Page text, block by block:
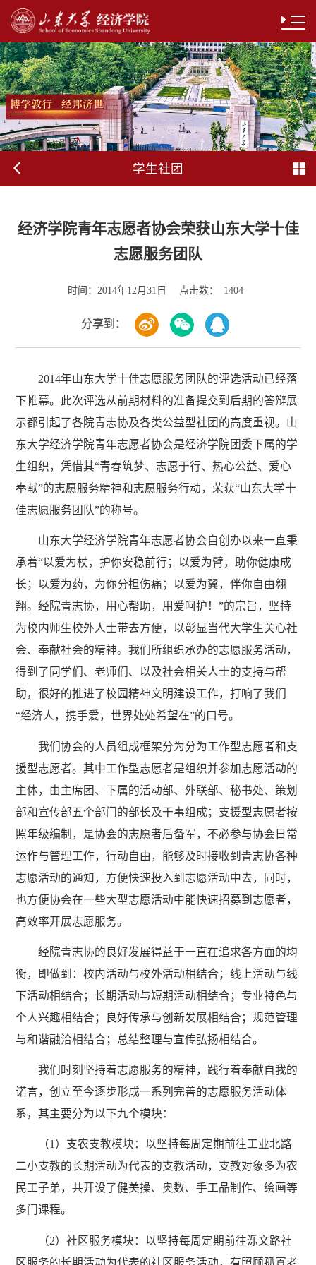
学生社团
经济学院青年志愿者协会荣获山东大学十佳
志愿服务团队
时间： 2014年12月31日 点击数： 1404
分享到：
2014年山东大学十佳志愿服务团队的评选活动已经落
下帷幕。此次评选从前期材料的准备提交到后期的答辩展
示都引起了各院青志协及各类公益型社团的高度重视。山
东大学经济学院青年志愿者协会是经济学院团委下属的学
生组织，凭借其“青春筑梦、志愿于行、热心公益、爱心
奉献”的志愿服务精神和志愿服务行动，荣获“山东大学十
佳志愿服务团队”的称号。
山东大学经济学院青年志愿者协会自创办以来一直秉
承着“以爱为杖，护你安稳前行；以爱为臂，助你健康成
长；以爱为药，为你分担伤痛；以爱为翼，伴你自由翱
翔。经院青志协，用心帮助，用爱呵护！”的宗旨，坚持
为校内师生校外人士带去方便，以彰显当代大学生关心社
会、奉献社会的精神。我们所组织承办的志愿服务活动，
得到了同学们、老师们、以及社会相关人士的支持与帮
助，很好的推进了校园精神文明建设工作，打响了我们
“经济人，携手爱，世界处处希望在”的口号。
我们协会的人员组成框架分为分为工作型志愿者和支
援型志愿者。其中工作型志愿者是组织并参加志愿活动的
主体，由主席团、下属的活动部、外联部、秘书处、策划
部和宣传部五个部门的部长及干事组成；支援型志愿者按
照年级编制，是协会的志愿者后备军，不必参与协会日常
运作与管理工作，行动自由，能够及时接收到青志协各种
志愿活动的通知，方便快速投入到志愿活动中去，同时，
也方便协会在一些大型志愿活动中能快速招募到志愿者，
高效率开展志愿服务。
经院青志协的良好发展得益于一直在追求各方面的均
衡，即做到：校内活动与校外活动相结合；线上活动与线
下活动相结合；长期活动与短期活动相结合；专业特色与
个人兴趣相结合；良好传承与创新发展相结合；规范管理
与和谐融洽相结合；总结整理与宣传弘扬相结合。
我们时刻坚持着志愿服务的精神，践行着奉献自我的
诺言，创立至今逐步形成一系列完善的志愿服务活动体
系，其主要分为以下九个模块：
（1）支农支教模块：以坚持每周定期前往工业北路
二小支教的长期活动为代表的支教活动，支教对象多为农
民工子弟，共开设了健美操、奥数、手工品制作、绘画等
多门课程。
（2）社区服务模块：以坚持每周定期前往泺文路社
区服务的长期活动为代表的社区服务活动，有照顾孤寡老